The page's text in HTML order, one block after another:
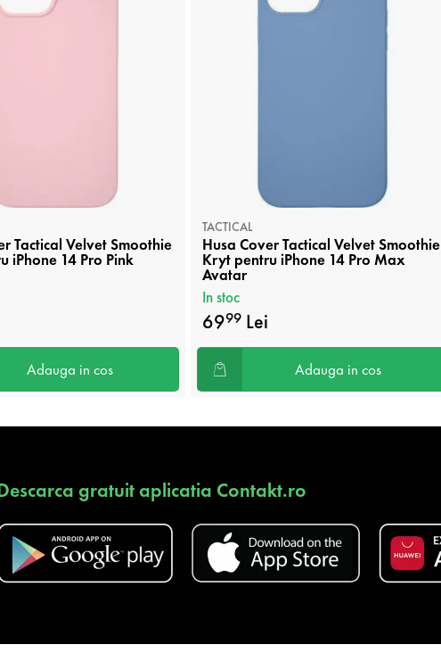
Tactical Velvet Smoothie
iPhone 14 Pro Pink
Adauga in cos
TACTICAL
Husa Cover Tactical Velvet Smoothie
Kryt pentru iPhone 14 Pro Max
Avatar
In stoc
6999 Lei
Adauga in cos
gratuit aplicatia Contakt.ro